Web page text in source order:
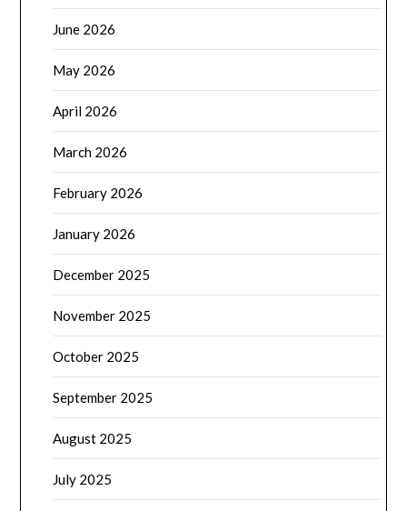
June 2026
May 2026
April 2026
March 2026
February 2026
January 2026
December 2025
November 2025
October 2025
September 2025
August 2025
July 2025